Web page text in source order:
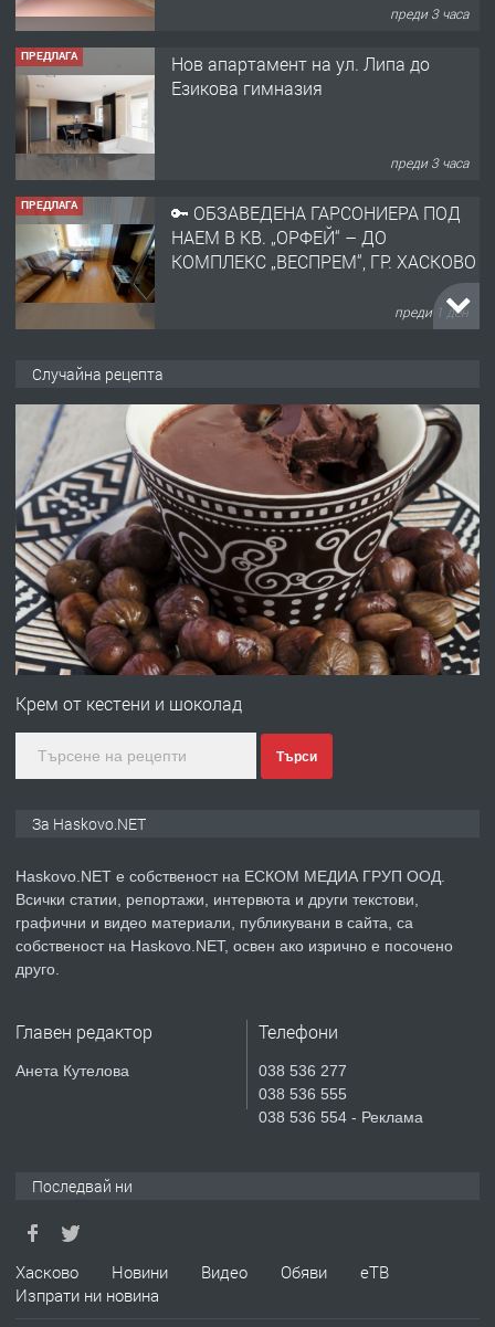
преди 3 часа
ПРЕДЛАГА
Нов апартамент на ул. Липа до
Езикова гимназия
преди 3 часа
ПРЕДЛАГА
🔑 ОБЗАВЕДЕНА ГАРСОНИЕРА ПОД
НАЕМ В КВ. „ОРФЕЙ“ – ДО
КОМПЛЕКС „ВЕСПРЕМ“, ГР. ХАСКОВО
преди 1 ден
АПАРТАМЕНТ В ЦЕНТЪРА НА ГР.
ХАСКОВО
преди 2 дни
ПРЕДЛАГА Давам гараж под наем
преди 2 дни
ПРЕДЛАГА
№4120 Магазин/Офис под наем в кв.
градската градина!
преди 3 дни
ПРЕДЛАГА
Продавам парцел в гр. Хасково кв.
СГЛОБЯВАНЕ НА МЕБЕЛИ.
апартамент под наем в кв.
Случайна рецепта
Крем от кестени и шоколад
Търси
За Haskovo.NET
Haskovo.NET е собственост на ЕСКОМ МЕДИА ГРУП ООД.
Всички статии, репортажи, интервюта и други текстови,
графични и видео материали, публикувани в сайта, са
собственост на Haskovo.NET, освен ако изрично е посочено
друго.
Главен редактор
Анета Кутелова
Телефони
038 536 277
038 536 555
038 536 554 - Реклама
Последвай ни
Хасково Новини Видео Обяви
еТВ
Изпрати ни новина